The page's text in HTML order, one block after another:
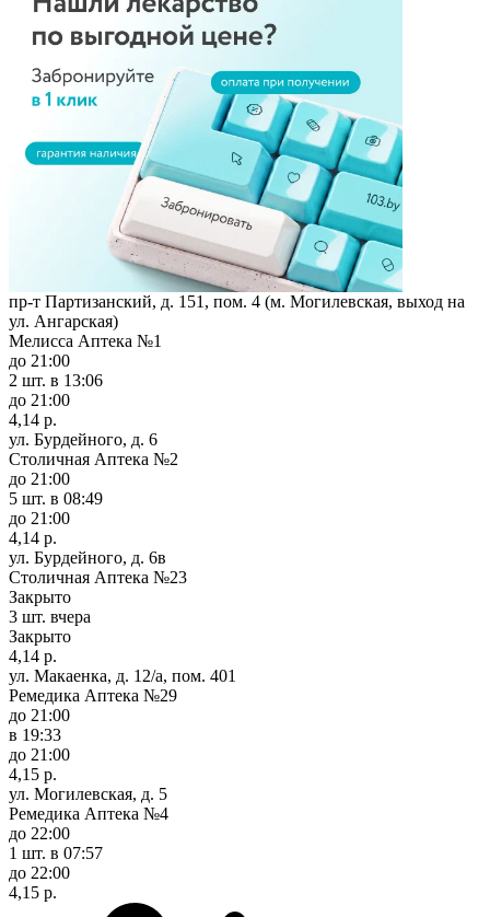
пр-т Партизанский, д. 151, пом. 4 (м. Могилевская, выход на
ул. Ангарская)
Мелисса Аптека №1
до 21:00
2 шт. в 13:06
до 21:00
4,14 р.
ул. Бурдейного, д. 6
Столичная Аптека №2
до 21:00
5 шт. в 08:49
до 21:00
4,14 р.
ул. Бурдейного, д. 6в
Столичная Аптека №23
Закрыто
3 шт. вчера
Закрыто
4,14 р.
ул. Макаенка, д. 12/а, пом. 401
Ремедика Аптека №29
до 21:00
в 19:33
до 21:00
4,15 р.
ул. Могилевская, д. 5
Ремедика Аптека №4
до 22:00
1 шт. в 07:57
до 22:00
4,15 р.